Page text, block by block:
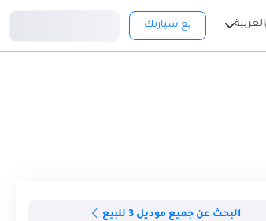
العربية بع سيارتك
البحث عن جميع موديل 3 للبيع